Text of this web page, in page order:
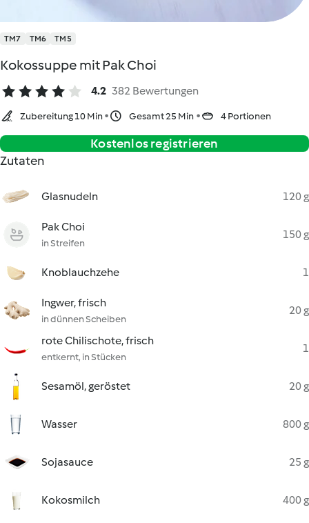
TM7 TM6 TM5
Kokossuppe mit Pak Choi
4.2 382 Bewertungen
Zubereitung 10 Min Gesamt 25 Min 4 Portionen
Kostenlos registrieren
Zutaten
Glasnudeln 120 g
Pak Choi
in Streifen
150 g
Knoblauchzehe 1
Ingwer, frisch
in dünnen Scheiben
20 g
rote Chilischote, frisch
entkernt, in Stücken
1
Sesamöl, geröstet 20 g
Wasser 800 g
Sojasauce 25 g
Kokosmilch 400 g